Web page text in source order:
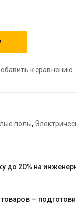
к сравнению
полы,
до 20% на
—